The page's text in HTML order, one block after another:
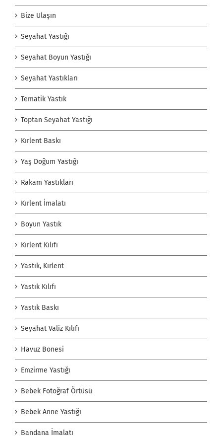
Bize Ulaşın
Seyahat Yastığı
Seyahat Boyun Yastığı
Seyahat Yastıkları
Tematik Yastık
Toptan Seyahat Yastığı
Kırlent Baskı
Yaş Doğum Yastığı
Rakam Yastıkları
Kırlent İmalatı
Boyun Yastık
Kırlent Kılıfı
Yastık, Kırlent
Yastık Kılıfı
Yastık Baskı
Seyahat Valiz Kılıfı
Havuz Bonesi
Emzirme Yastığı
Bebek Fotoğraf Örtüsü
Bebek Anne Yastığı
Bandana İmalatı